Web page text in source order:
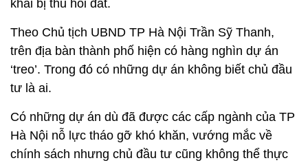
khai bị thu hồi đất.
Theo Chủ tịch UBND TP Hà Nội Trần Sỹ Thanh,
trên địa bàn thành phố hiện có hàng nghìn dự án
‘treo’. Trong đó có những dự án không biết chủ đầu
tư là ai.
Có những dự án dù đã được các cấp ngành của TP
Hà Nội nỗ lực tháo gỡ khó khăn, vướng mắc về
chính sách nhưng chủ đầu tư cũng không thể thực